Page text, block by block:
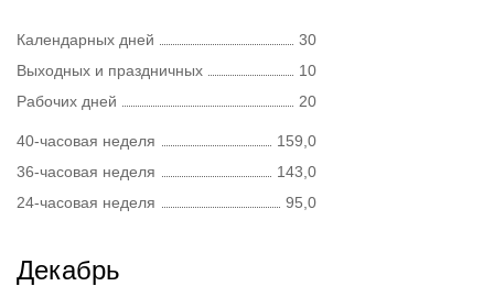
Календарных дней
30
Выходных и праздничных
10
Рабочих дней
20
40-часовая неделя
159,0
36-часовая неделя
143,0
24-часовая неделя
95,0
Декабрь